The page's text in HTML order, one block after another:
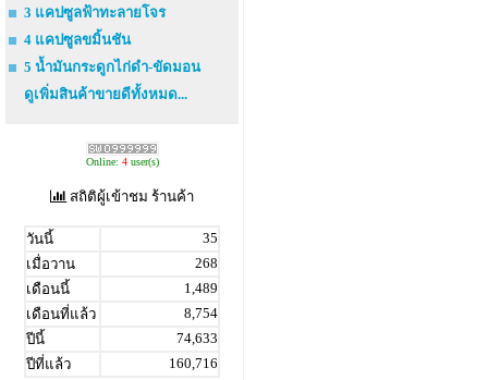
3 แคปซูลฟ้าทะลายโจร
4 แคปซูลขมิ้นชัน
5 น้ำมันกระดูกไก่ดำ-ขัดมอน
ดูเพิ่มสินค้าขายดีทั้งหมด...
Online: 4user(s)
สถิติผู้เข้าชม ร้านค้า
วันนี้
35
เมื่อวาน
268
เดือนนี้
1,489
เดือนที่แล้ว
8,754
ปีนี้
74,633
ปีที่แล้ว
160,716